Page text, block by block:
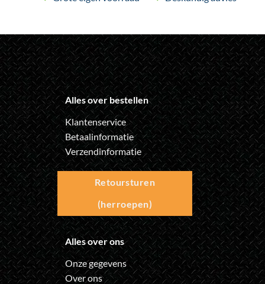
productpagina
productpagina
Alles over bestellen
Klantenservice
Betaalinformatie
Verzendinformatie
Retoursturen
(herroepen)
Alles over ons
Onze gegevens
Over ons